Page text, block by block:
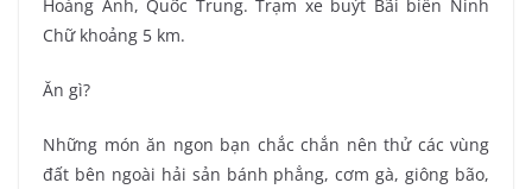
Hoàng Anh, Quốc Trung. Trạm xe buýt Bãi biển Ninh
Chữ khoảng 5 km.
Ăn gì?
Những món ăn ngon bạn chắc chắn nên thử các vùng
đất bên ngoài hải sản bánh phẳng, cơm gà, giông bão,